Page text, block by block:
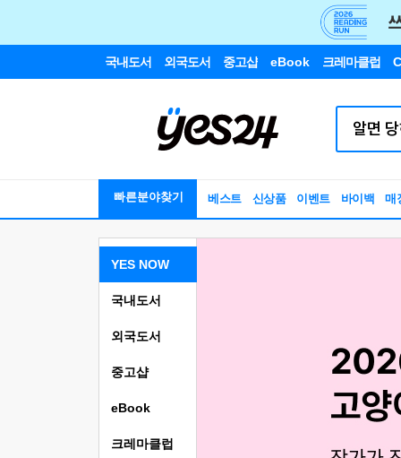
국내도서 외국도서 중고샵 eBook 크레마클럽
빠른분야찾기 베스트 신상품 이벤트 바이백 매
YES NOW
국내도서
외국도서
중고샵
eBook
크레마클럽